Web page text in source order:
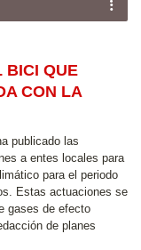
BICI QUE
CON LA
publicado las
a entes locales para
para el periodo
Estas actuaciones se
gases de efecto
de planes